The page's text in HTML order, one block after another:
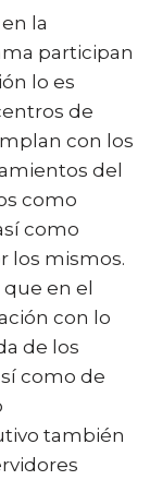
la
participan
lo es
de
con los
del
como
como
los mismos.
en el
con lo
de los
como de
también